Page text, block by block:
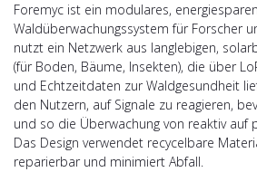
Foremyc ist ein modulares,
Waldüberwachungssystem für Forscher
nutzt ein Netzwerk aus langlebigen,
(für Boden, Bäume, Insekten), die über
und Echtzeitdaten zur Waldgesundheit
den Nutzern, auf Signale zu reagieren,
und so die Überwachung von reaktiv auf
Das Design verwendet recycelbare
reparierbar und minimiert Abfall.